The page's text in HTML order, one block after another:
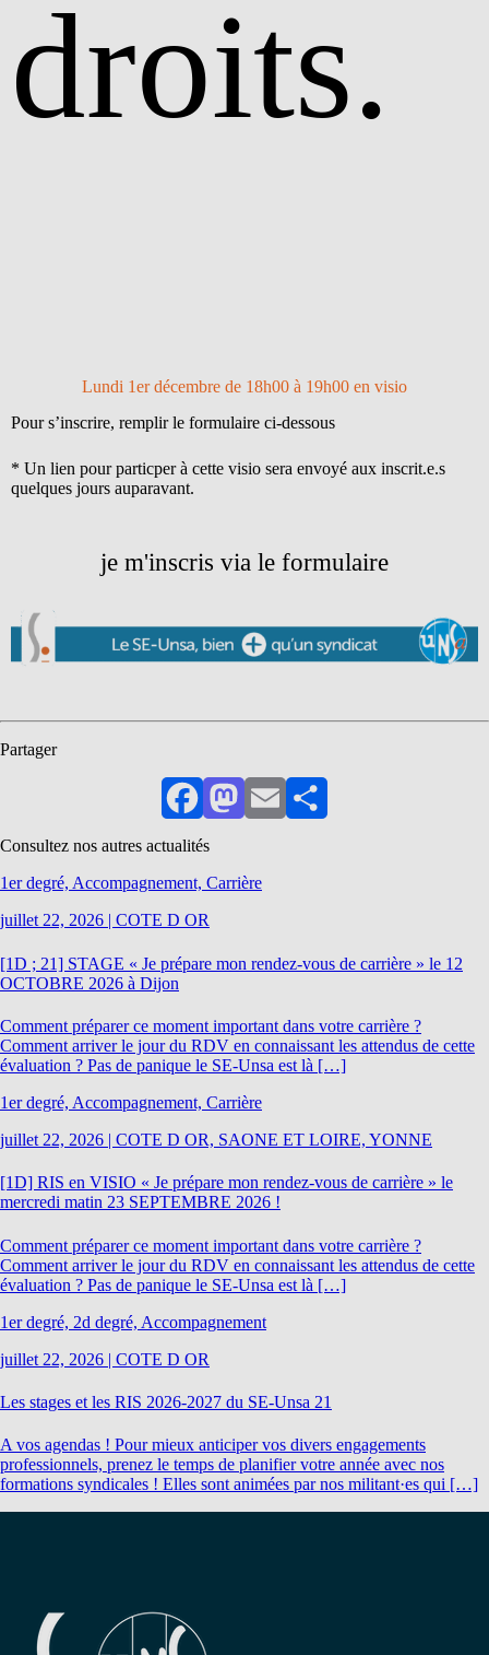
droits.
Lundi 1er décembre de 18h00 à 19h00 en visio
Pour s’inscrire, remplir le formulaire ci-dessous
* Un lien pour particper à cette visio sera envoyé aux inscrit.e.s
quelques jours auparavant.
je m'inscris via le formulaire
Partager
FacebookMastodon
EmailPartager
Consultez nos autres actualités
1er degré, Accompagnement, Carrière
juillet 22, 2026
COTE D OR
[1D ; 21] STAGE « Je prépare mon rendez-vous de carrière » le 12
OCTOBRE 2026 à Dijon
Comment préparer ce moment important dans votre carrière ?
Comment arriver le jour du RDV en connaissant les attendus de cette
évaluation ? Pas de panique le SE-Unsa est là […]
1er degré, Accompagnement, Carrière
juillet 22, 2026 | COTE D OR, SAONE ET LOIRE, YONNE
[1D] RIS en VISIO « Je prépare mon rendez-vous de carrière » le
mercredi matin 23 SEPTEMBRE 2026 !
Comment préparer ce moment important dans votre carrière ?
Comment arriver le jour du RDV en connaissant les attendus de cette
évaluation ? Pas de panique le SE-Unsa est là […]
1er degré, 2d degré, Accompagnement
juillet 22, 2026 | COTE D OR
Les stages et les RIS 2026-2027 du SE-Unsa 21
A vos agendas ! Pour mieux anticiper vos divers engagements
professionnels, prenez le temps de planifier votre année avec nos
formations syndicales ! Elles sont animées par nos militant·es qui […]